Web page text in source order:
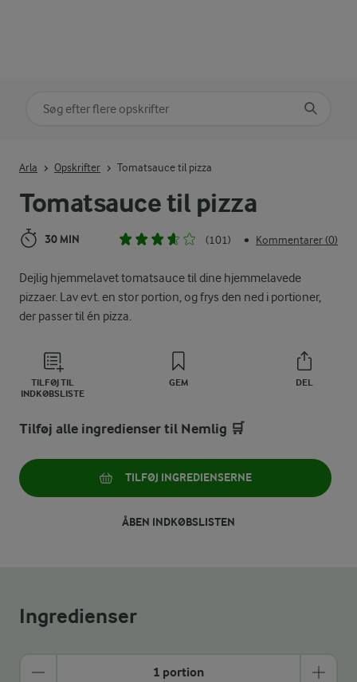
Tomatsauce til pizza
30 MIN (101) • Kommentarer (0)
Dejlig hjemmelavet tomatsauce til dine hjemmelavede
pizzaer. Lav evt. en stor portion, og frys den ned i portioner,
der passer til én pizza.
TILFØJ TIL
INDKØBSLISTE
GEM DEL
Arla Opskrifter Tomatsauce til pizza
Tilføj alle ingredienser til Nemlig 🛒
TILFØJ INGREDIENSERNE
ÅBEN INDKØBSLISTEN
Ingredienser
1 portion
Søg på kategori